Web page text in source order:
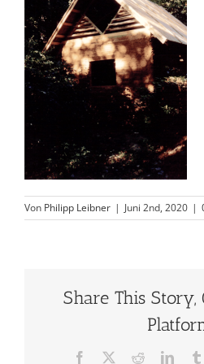
Von Philipp Leibner | Juni 2nd, 2020 |
Share This Story,
Facebook Reddit